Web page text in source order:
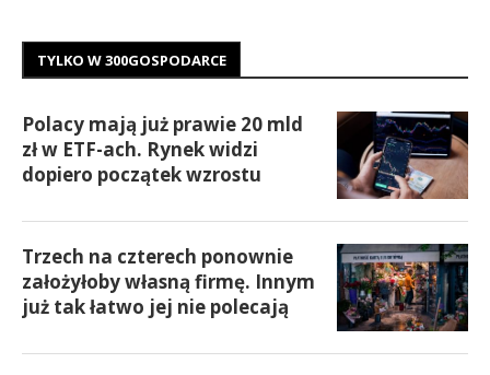
TYLKO W 300GOSPODARCE
Polacy mają już prawie 20 mld
zł w ETF-ach. Rynek widzi
dopiero początek wzrostu
Trzech na czterech ponownie
założyłoby własną firmę. Innym
już tak łatwo jej nie polecają